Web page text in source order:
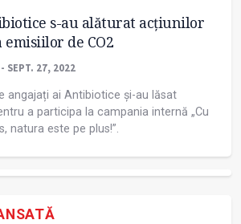
s-au alăturat acțiunilor
de CO2
- SEPT. 27, 2022
angajați ai Antibiotice și-au lăsat
a participa la campania internă „Cu
natura este pe plus!”.